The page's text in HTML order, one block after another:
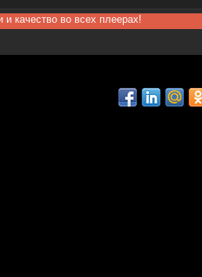
и качество во всех плеерах!